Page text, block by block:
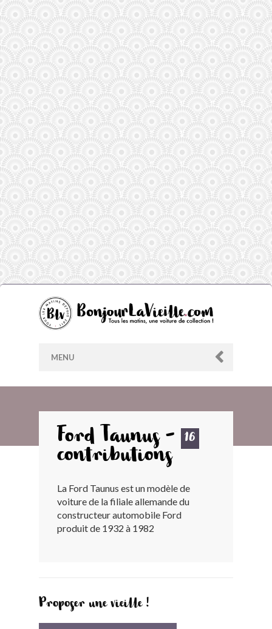
MENU
ARCHIVES
LES CONTRIBUTEURS
LE BLOG
COMMENT FONCTIONNE BLV ?
Ford Taunus - 16
contributions
La Ford Taunus est un modèle de
voiture de la filiale allemande du
constructeur automobile Ford
produit de 1932 à 1982
Proposer une vieille !